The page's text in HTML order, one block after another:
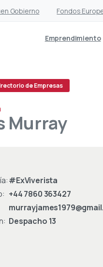
Gobierno Fondos
Emprendimiento
de Empresas
Murray
#ExViverista
+44 7860 363427
Despacho 13